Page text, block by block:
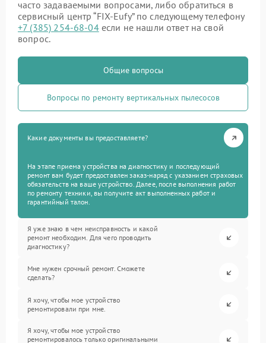
часто задаваемыми вопросами, либо обратиться в
сервисный центр “FIX-Eufy” по следующему телефону
+7 (385) 254-68-04если не нашли ответ на свой
вопрос.
Общие вопросы
Вопросы по ремонту вертикальных пылесосов
Какие документы вы предоставляете?
На этапе приема устройства на диагностику и последующий
ремонт вам будет предоставлен заказ-наряд с указанием страховых
обязательств на ваше устройство. Далее, после выполнения работ
по ремонту техники, вы получите акт выполненных работ и
гарантийный талон.
Я уже знаю в чем неисправность и какой
ремонт необходим. Для чего проводить
диагностику?
Мне нужен срочный ремонт. Сможете
сделать?
Я хочу, чтобы мое устройство
ремонтировали при мне.
Я хочу, чтобы мое устройство
ремонтировалось только оригинальными